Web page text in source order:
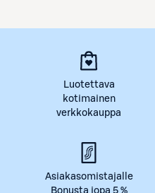
Luotettava
kotimainen
verkkokauppa
Asiakasomistajalle
Bonusta jopa 5 %